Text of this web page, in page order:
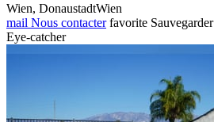
Wien, DonaustadtWien
mail Nous contacter favorite Sauvegarder
Eye-catcher